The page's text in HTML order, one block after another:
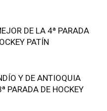
DE LA 4ª PARADA
PATÍN
Y DE ANTIOQUIA
PARADA DE HOCKEY